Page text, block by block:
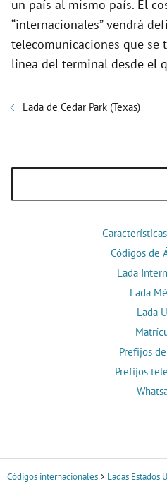
un país al mismo país. El
“internacionales” vendrá
telecomunicaciones que se
linea del terminal desde el
Lada de Cedar Park (Texas)
Códigos de
Lada
Lada
Lada
Prefijos
Prefijos
Códigos internacionales Ladas Estados